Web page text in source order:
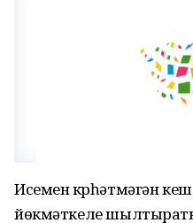
Исемен күрһәтмәгән
йөкмәткеле